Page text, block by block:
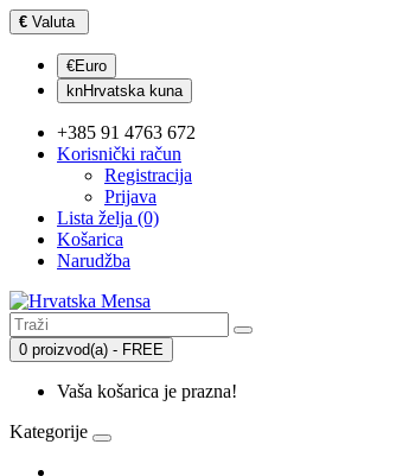
€ Valuta
€Euro
knHrvatska kuna
+385 91 4763 672
Korisnički račun
Registracija
Prijava
Lista želja (0)
Košarica
Narudžba
0 proizvod(a) - FREE
Vaša košarica je prazna!
Kategorije